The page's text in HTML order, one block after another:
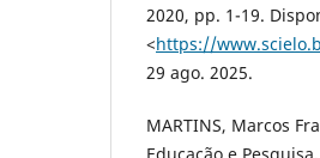
2020, pp. 1-19.
<https://
29 ago. 2025.
MARTINS, Marcos